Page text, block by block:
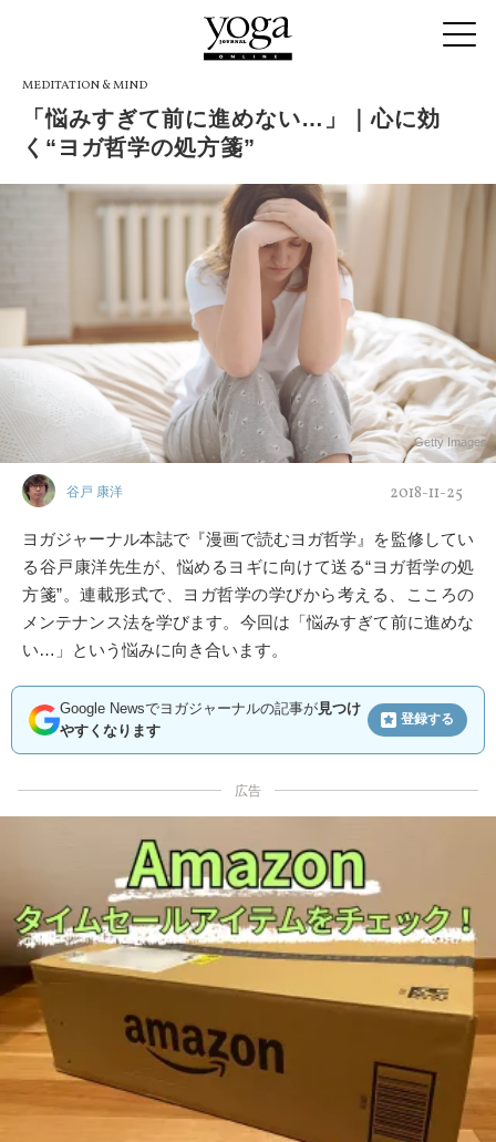
MEDITATION & MIND
「悩みすぎて前に進めない…」｜心に効
く“ヨガ哲学の処方箋”
Getty Images
谷戸 康洋 2018-11-25
ヨガジャーナル本誌で『漫画で読むヨガ哲学』を監修してい
る谷戸康洋先生が、悩めるヨギに向けて送る“ヨガ哲学の処
方箋”。連載形式で、ヨガ哲学の学びから考える、こころの
メンテナンス法を学びます。今回は「悩みすぎて前に進めな
い…」という悩みに向き合います。
Google Newsでヨガジャーナルの記事が見つけ
やすくなります
登録する
広告